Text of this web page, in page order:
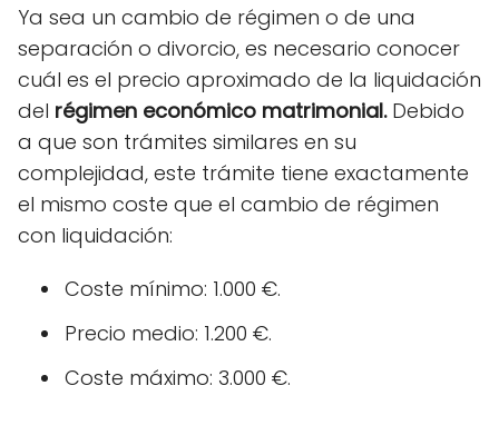
Ya sea un cambio de régimen o de una
separación o divorcio, es necesario conocer
cuál es el precio aproximado de la liquidación
del régimen económico matrimonial. Debido
a que son trámites similares en su
complejidad, este trámite tiene exactamente
el mismo coste que el cambio de régimen
con liquidación:
Coste mínimo: 1.000 €.
Precio medio: 1.200 €.
Coste máximo: 3.000 €.